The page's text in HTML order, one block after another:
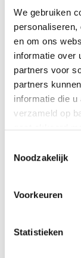
We gebruiken
en om ons
informatie over
partners voor
partners
informatie die
verzameld op
Noodzakelijk
Voorkeuren
Statistieken
Door de jaren
kregen deze een
IJpensteijn aan
Onze-Lieve-
in 1928 in een
katholieke
mensen uit de
herkennen door